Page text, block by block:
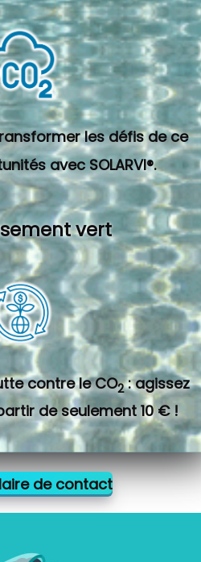
les défis de ce
avec SOLARVI®.
vert
contre le CO2 : agissez
de seulement 10 € !
de contact